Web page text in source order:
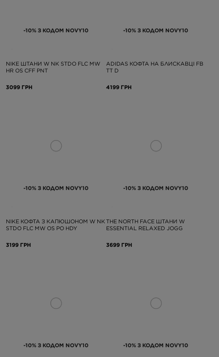
-10% З КОДОМ NOVY10
NIKE ШТАНИ W NK STDO FLC MW
HR OS CFF PNT
3099 ГРН
-10% З КОДОМ NOVY10
ADIDAS КОФТА НА БЛИСКАВЦІ FB
TT D
4199 ГРН
-10% З КОДОМ NOVY10
NIKE КОФТА З КАПЮШОНОМ W NK
STDO FLC MW OS PO HDY
3199 ГРН
-10% З КОДОМ NOVY10
THE NORTH FACE ШТАНИ W
ESSENTIAL RELAXED JOGG
3699 ГРН
-10% З КОДОМ NOVY10 -10% З КОДОМ NOVY10